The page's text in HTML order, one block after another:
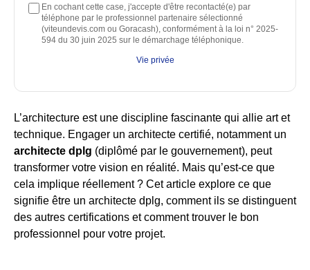
En cochant cette case, j'accepte d'être recontacté(e) par
téléphone par le professionnel partenaire sélectionné
(viteundevis.com ou Goracash), conformément à la loi n° 2025-
594 du 30 juin 2025 sur le démarchage téléphonique.
Vie privée
L’architecture est une discipline fascinante qui allie art et
technique. Engager un architecte certifié, notamment un
architecte dplg (diplômé par le gouvernement), peut
transformer votre vision en réalité. Mais qu’est-ce que
cela implique réellement ? Cet article explore ce que
signifie être un architecte dplg, comment ils se distinguent
des autres certifications et comment trouver le bon
professionnel pour votre projet.